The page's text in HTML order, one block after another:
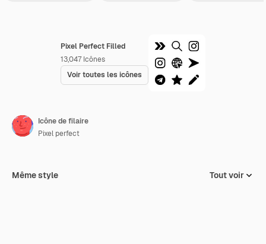
Pixel Perfect Filled
13,047 Icônes
Voir toutes les icônes
Icône de filaire
Pixel perfect
Même style Tout voir